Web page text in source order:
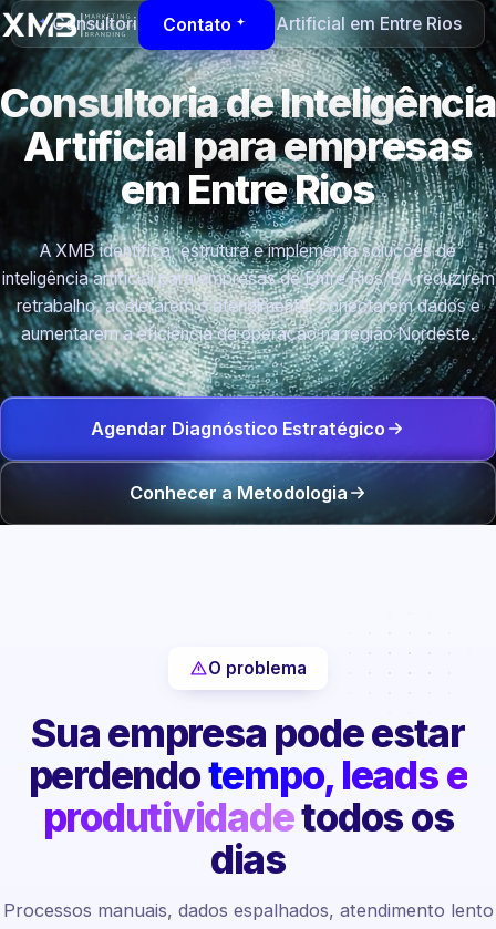
Contato
Consultoria de Inteligência Artificial em Entre Rios
Consultoria de Inteligência
Artificial para empresas
em Entre Rios
A XMB identifica, estrutura e implementa soluções de
inteligência artificial para empresas de Entre Rios/BA reduzirem
retrabalho, acelerarem o atendimento, conectarem dados e
aumentarem a eficiência da operação na região Nordeste.
Agendar Diagnóstico Estratégico
Conhecer a Metodologia
O problema
Sua empresa pode estar
perdendotempo, leads e
produtividadetodos os
dias
Processos manuais, dados espalhados, atendimento lento